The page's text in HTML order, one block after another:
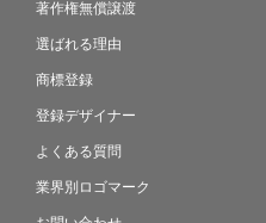
著作権無償譲渡
選ばれる理由
商標登録
登録デザイナー
よくある質問
業界別ロゴマーク